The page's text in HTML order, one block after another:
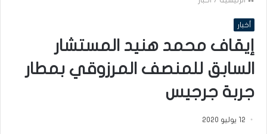
أخبار
إيقاف محمد هنيد المستشار
السابق للمنصف المرزوقي بمطار
جربة جرجيس
12 يوليو 2020